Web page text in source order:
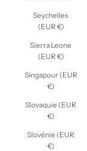
Seychelles
(EUR €)
Sierra Leone
(EUR €)
Singapour (EUR
€)
Slovaquie (EUR
€)
Slovénie (EUR
€)